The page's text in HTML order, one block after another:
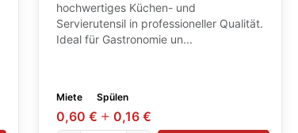
hochwertiges Küchen- und
Servierutensil in professioneller Qualität.
Ideal für Gastronomie un...
Miete Spülen
0,60 €
0,16 €